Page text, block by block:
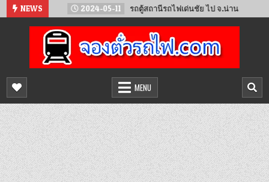
Skip NEWS2024-05-11 รถตู้สถานีรถไฟเด่นชัย ไป จ.น่าน 2024-
จองตั๋วรถไฟออนไลน์
จำหน่ายตั๋วรถไฟล่วงหน้า จองได้ 24 ชั่วโมง
MENU